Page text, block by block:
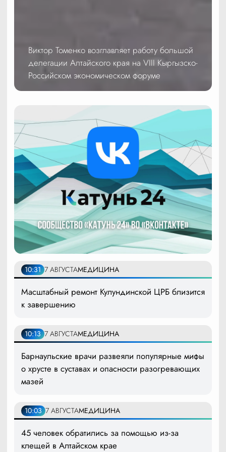
Виктор Томенко возглавляет работу большой
делегации Алтайского края на VIII Кыргызско-
Российском экономическом форуме
10:31 7 АВГУСТАМЕДИЦИНА
Масштабный ремонт Кулундинской ЦРБ близится
к завершению
10:13 7 АВГУСТАМЕДИЦИНА
Барнаульские врачи развеяли популярные мифы
о хрусте в суставах и опасности разогревающих
мазей
10:03 7 АВГУСТАМЕДИЦИНА
45 человек обратились за помощью из-за
клещей в Алтайском крае